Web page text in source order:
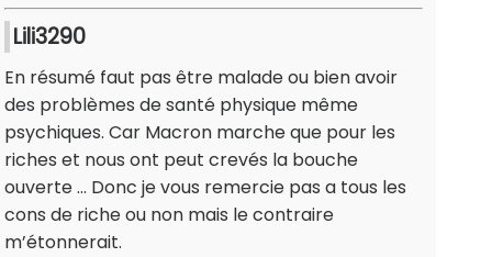
Lili3290
En résumé faut pas être malade ou bien avoir
des problèmes de santé physique même
psychiques. Car Macron marche que pour les
riches et nous ont peut crevés la bouche
ouverte … Donc je vous remercie pas a tous les
cons de riche ou non mais le contraire
m’étonnerait.